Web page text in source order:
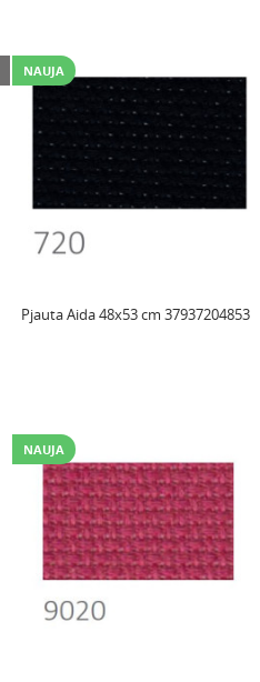
NAUJA
Pjauta Aida 48x53 cm 37937204853
NAUJA